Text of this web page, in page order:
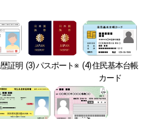
証明 (3) パスポート※ (4) 住民基本台帳
カード